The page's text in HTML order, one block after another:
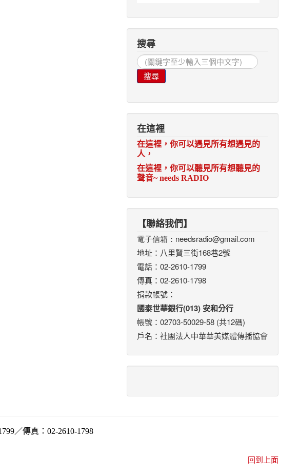
搜尋
搜
尋...
搜尋
在這裡
在這裡，你可以遇見所有想遇見的
人，
在這裡，你可以聽見所有想聽見的
聲音~ needs RADIO
【聯絡我們】
電子信箱： needsradio@gmail.com
地址：八里賢三街168巷2號
電話：02-2610-1799
傳真：02-2610-1798
捐款帳號：
國泰世華銀行(013) 安和分行
帳號：02703-50029-58 (共12碼)
戶名：社團法人中華華美媒體傳播協會
／傳真：02-2610-1798
回到上面